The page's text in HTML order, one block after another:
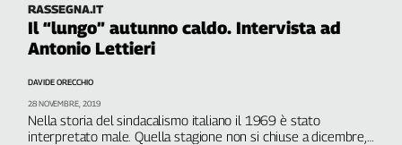
RASSEGNA.IT
Il “lungo” autunno caldo. Intervista ad
Antonio Lettieri
Nella storia del sindacalismo italiano il 1969 è stato
interpretato male. Quella stagione non si chiuse a dicembre,
DAVIDE ORECCHIO
28 NOVEMBRE, 2019